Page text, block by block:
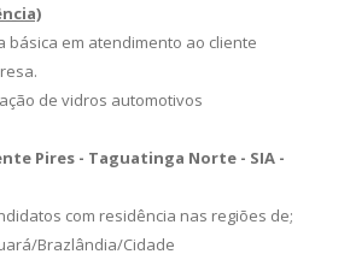
básica em atendimento ao cliente
de vidros automotivos
Pires - Taguatinga Norte - SIA -
com residência nas regiões de;
Brazlândia/Cidade